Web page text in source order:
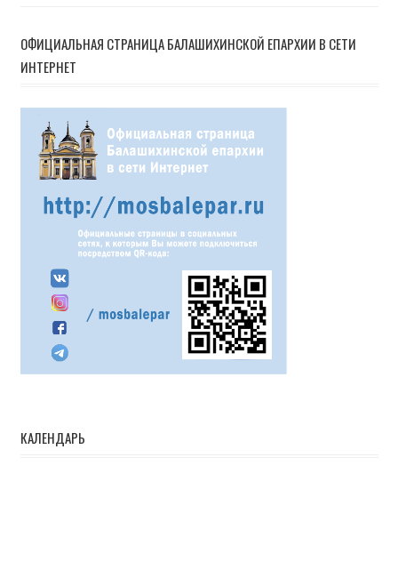
ОФИЦИАЛЬНАЯ СТРАНИЦА БАЛАШИХИНСКОЙ ЕПАРХИИ В СЕТИ
ИНТЕРНЕТ
КАЛЕНДАРЬ